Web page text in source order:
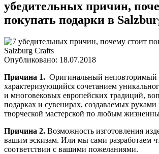
убедительных причин,
покупать подарки в
Опубликовано: 18.07.2018
Причина 1. Оригинальный неповторимый
характеризующийся сочетанием
и многовековых европейских традиций,
подарках и сувенирах, создаваемых
творческой мастерской по любым
Причина 2. Возможность изготовления
вашим эскизам. Или мы сами разработаем
соответствии с вашими пожеланиями.